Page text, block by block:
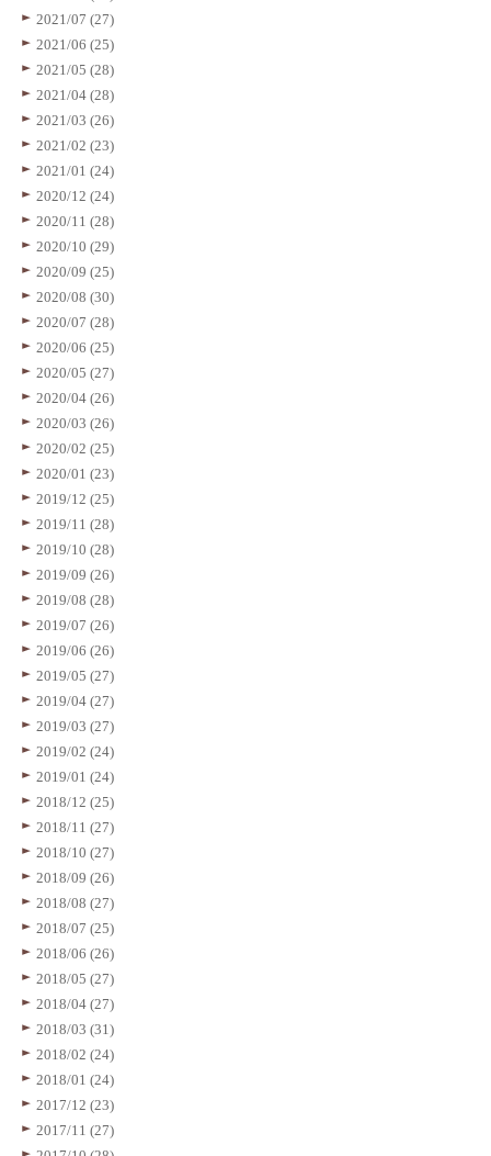
2021/07 (27)
2021/06 (25)
2021/05 (28)
2021/04 (28)
2021/03 (26)
2021/02 (23)
2021/01 (24)
2020/12 (24)
2020/11 (28)
2020/10 (29)
2020/09 (25)
2020/08 (30)
2020/07 (28)
2020/06 (25)
2020/05 (27)
2020/04 (26)
2020/03 (26)
2020/02 (25)
2020/01 (23)
2019/12 (25)
2019/11 (28)
2019/10 (28)
2019/09 (26)
2019/08 (28)
2019/07 (26)
2019/06 (26)
2019/05 (27)
2019/04 (27)
2019/03 (27)
2019/02 (24)
2019/01 (24)
2018/12 (25)
2018/11 (27)
2018/10 (27)
2018/09 (26)
2018/08 (27)
2018/07 (25)
2018/06 (26)
2018/05 (27)
2018/04 (27)
2018/03 (31)
2018/02 (24)
2018/01 (24)
2017/12 (23)
2017/11 (27)